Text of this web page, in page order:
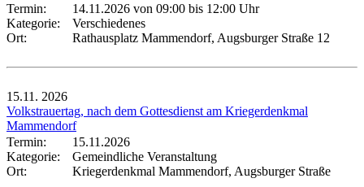
Termin:
14.11.2026 von 09:00 bis 12:00 Uhr
Kategorie:
Verschiedenes
Ort:
Rathausplatz Mammendorf, Augsburger Straße 12
15.11. 2026
Volkstrauertag, nach dem Gottesdienst am Kriegerdenkmal
Mammendorf
Termin:
15.11.2026
Kategorie:
Gemeindliche Veranstaltung
Ort:
Kriegerdenkmal Mammendorf, Augsburger Straße